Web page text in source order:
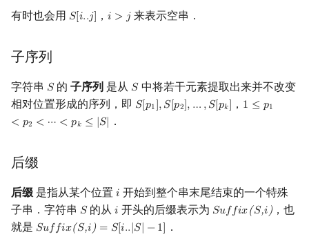
CP Editor
排序相关 STL
DP 套 DP
DP 优化
其它 DP 方法
阶乘取模
同余方程
离散对数
形式幂级数复合|复合逆
指数生成函数
Pólya 计数
线性代数
线性规划
抽象代数
概率论
博弈论
数值算法
序理论
划分树
二叉搜索树 & 平衡树
跳表
可持久化数据结构
树套树
K-D Tree
动态树
环计数问题
最小环
2-SAT
欧拉图
哈密顿图
二分图
平面图
计算几何杂项
主元素问题
Garsia–Wachs 算法
15-puzzle
Kahan 求和
珂朵莉树/颜色段均摊
空间优化简介
有时也会用 𝑆[𝑖..𝑗]
S[i..j] ，𝑖 > 𝑗
i >j 来表示空串．
子序列
字符串 𝑆
S的子序列 是从 𝑆
S中将若干元素提取出来并不改变
相对位置形成的序列，即 𝑆[𝑝1],𝑆[𝑝2], … ,𝑆[𝑝𝑘]
S[p1], S[p2], …, S [pk] ， 1 ≤ 𝑝1
< 𝑝2 < ⋯ < 𝑝𝑘 ≤ |𝑆|
1 ≤p 1<p
．
后缀
后缀 是指从某个位置 𝑖
i 开始到整个串末尾结束的一个特殊
子串．字符串 𝑆
S的从𝑖
i 开头的后缀表示为 𝑆𝑢𝑓𝑓𝑖𝑥(𝑆,𝑖)
Suffix(S,i)
，也
就是 𝑆𝑢𝑓𝑓𝑖𝑥(𝑆,𝑖) = 𝑆[𝑖..|𝑆| −1]
Suffix(S,i)=S[ i..| S|−1 ．